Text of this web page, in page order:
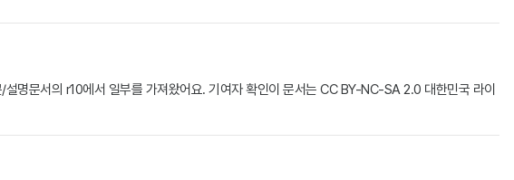
명문서의 r10에서 일부를 가져왔어요. 기여자 확인이 문서는 CC BY-NC-SA 2.0 대한민국 라이